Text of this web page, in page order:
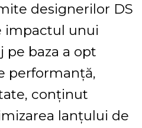
designerilor DS
impactul unui
pe baza a opt
performanță,
conținut
lanțului de